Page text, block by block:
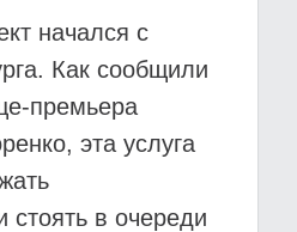
начался с
Как сообщили
премьера
эта услуга
стоять в очереди